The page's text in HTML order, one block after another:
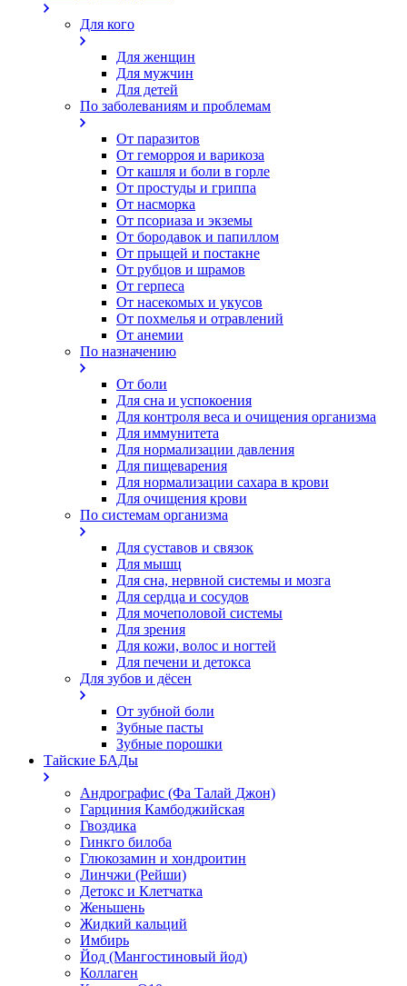
Для кого
Для женщин
Для мужчин
Для детей
По заболеваниям и проблемам
От паразитов
Oт геморроя и варикоза
От кашля и боли в горле
От простуды и гриппа
От насморка
Oт псориаза и экземы
От бородавок и папиллом
От прыщей и постакне
От рубцов и шрамов
От герпеса
От насекомых и укусов
От похмелья и отравлений
От анемии
По назначению
От боли
Для сна и успокоения
Для контроля веса и очищения организма
Для иммунитета
Для нормализации давления
Для пищеварения
Для нормализации сахара в крови
Для очищения крови
По системам организма
Для суставов и связок
Для мышц
Для сна, нервной системы и мозга
Для сердца и сосудов
Для мочеполовой системы
Для зрения
Для кожи, волос и ногтей
Для печени и детокса
Для зубов и дёсен
От зубной боли
Зубные пасты
Зубные порошки
Тайские БАДы
Андрографис (Фа Талай Джон)
Гарциния Камбоджийская
Гвоздика
Гинкго билоба
Глюкозамин и хондроитин
Линчжи (Рейши)
Детокс и Клетчатка
Женьшень
Жидкий кальций
Имбирь
Йод (Мангостиновый йод)
Коллаген